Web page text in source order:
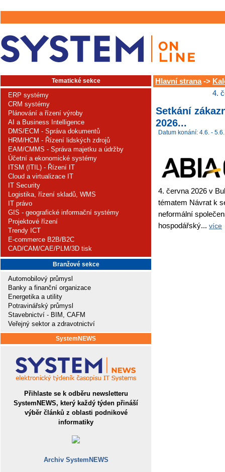
Tematické sekce
ERP systémy
CRM systémy
Plánování a řízení výroby
AI a Business Intelligence
DMS/ECM - Správa dokumentů
HRM/HCM - Řízení lidských zdrojů
EAM/CMMS - Správa majetku a údržby
Účetní a ekonomické systémy
ITSM (ITIL) - Řízení IT
Cloud a virtualizace IT
IT Security
Logistika, řízení skladů, WMS
IT právo
GIS - geografické informační systémy
Projektové řízení
Trendy ICT
E-commerce B2B/B2C
CAD/CAM/CAE/PLM/3D tisk
Branžové sekce
Automobilový průmysl
Banky a finanční organizace
Energetika a utility
Potravinářský průmysl
Stavebnictví - BIM, CAFM
Veřejný sektor a zdravotnictví
SystemNEWS
Přihlaste se k odběru newsletteru
SystemNEWS, který každý týden přináší
výběr článků z oblasti podnikové
informatiky
Archiv SystemNEWS
Hlavní strana->
4.
Setkání
2026...
Datum konání: 4.6. - 5.6.
4. června 2026 v
tématem Návrat k
neformální
hospodářský... více